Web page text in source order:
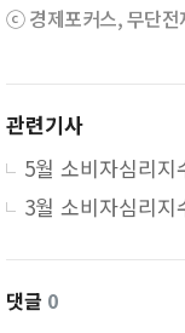
ⓒ 경제포커스, 무단전
관련기사
댓글 0